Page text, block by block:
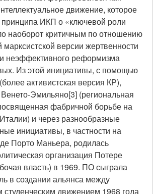
движение, которое
ИКП о «ключевой роли
наоборот критичным по отношению
марксистской версии жертвенности
и неэффективного реформизма
Из этой инициативы, с помощью
активистская версия КР),
Эмильяно[3] (региональная
фабричной борьбе на
и через разнообразные
инициативы, в частности на
Порто Маньера, родилась
организация Потере
власть) в 1969. ПО сыграла
в создании альянса между
студенческим движением 1968 года